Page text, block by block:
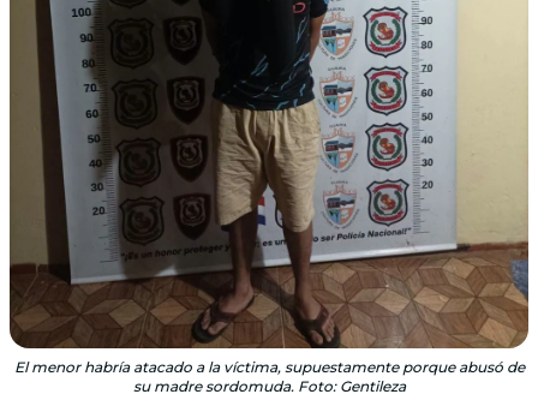
El menor habría atacado a la víctima, supuestamente porque abusó de
su madre sordomuda. Foto: Gentileza